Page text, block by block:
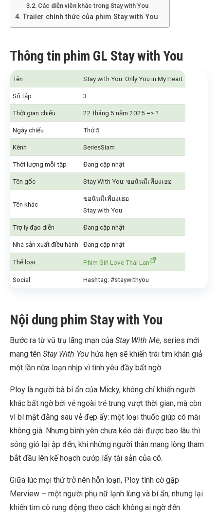
Các diễn viên khác trong Stay with You
Trailer chính thức của phim Stay with You
Thông tin phim GL Stay with You
Tên Stay with You: Only You in My Heart
Số tập 3
Thời gian chiếu 22 tháng 5 năm 2025 => ?
Ngày chiếu Thứ 5
Kênh SeriesSiam
Thời lượng mỗi tập Đang cập nhật
Tên gốc Stay With You: ขอฉันมีเพียงเธอ
Tên khác
ขอฉันมีเพียงเธอ
Stay with You
Trợ lý đạo diễn Đang cập nhật
Nhà sản xuất điều hành Đang cập nhật
Thể loại Phim Girl Love Thái Lan
Social Hashtag: #staywithyou
Nội dung phim Stay with You
Bước ra từ vũ trụ lãng mạn của Stay With Me, series mới
mang tên Stay With You hứa hẹn sẽ khiến trái tim khán giả
một lần nữa loạn nhịp vì tình yêu đầy bất ngờ.
Ploy là người bà bí ẩn của Micky, không chỉ khiến người
khác bất ngờ bởi vẻ ngoài trẻ trung vượt thời gian, mà còn
vì bí mật đằng sau vẻ đẹp ấy: một loại thuốc giúp cô mãi
không già. Nhưng bình yên chưa kéo dài được bao lâu thì
sóng gió lại ập đến, khi những người thân mang lòng tham
bắt đầu lên kế hoạch cướp lấy tài sản của cô.
Giữa lúc mọi thứ trở nên hỗn loạn, Ploy tình cờ gặp
Merview – một người phụ nữ lạnh lùng và bí ẩn, nhưng lại
khiến tim cô rung động theo cách không ai ngờ đến.